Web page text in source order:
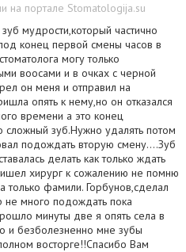
на портале Stomatologija.su
мудрости,который частично
конец первой смены часов в
могу только
воосами и в очках с черной
он меня и отправил на
опять к нему,но он отказался
времени а это конец
сложный зуб.Нужно удалять потом
подождать вторую смену....Зуб
делать как только ждать
хирург к сожалению не помню
только фамили. Горбунов,сделал
не много подождать пока
минуты две я опять села в
и безболезненно мне зубы
восторге!!Спасибо Вам